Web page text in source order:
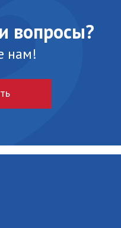
вопросы?
нам!